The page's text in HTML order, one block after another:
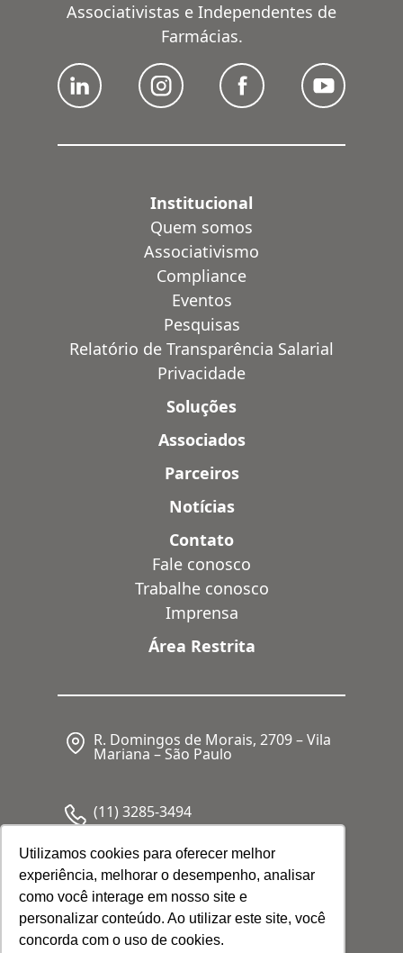
Utilizamos cookies para oferecer melhor
experiência, melhorar o desempenho, analisar
como você interage em nosso site e
personalizar conteúdo. Ao utilizar este site, você
concorda com o uso de cookies.
Associativistas e Independentes de
Farmácias.
Institucional
Quem somos
Associativismo
Compliance
Eventos
Pesquisas
Relatório de Transparência Salarial
Privacidade
Soluções
Associados
Parceiros
Notícias
Contato
Fale conosco
Trabalhe conosco
Imprensa
Área Restrita
R. Domingos de Morais, 2709 – Vila
Mariana – São Paulo
(11) 3285-3494
CNPJ: 05.341.062/0001-80